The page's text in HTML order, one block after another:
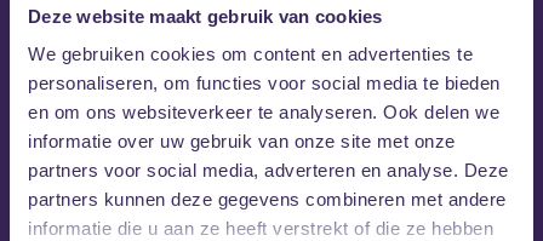
Deze website maakt gebruik van cookies
We gebruiken cookies om content en advertenties te
personaliseren, om functies voor social media te bieden
en om ons websiteverkeer te analyseren. Ook delen we
informatie over uw gebruik van onze site met onze
partners voor social media, adverteren en analyse. Deze
partners kunnen deze gegevens combineren met andere
informatie die u aan ze heeft verstrekt of die ze hebben